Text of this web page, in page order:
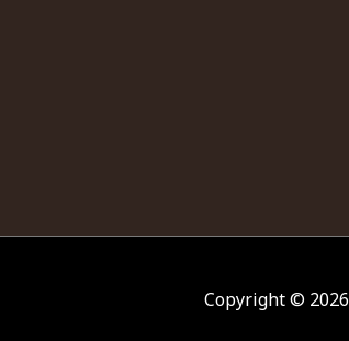
Copyright © 2026